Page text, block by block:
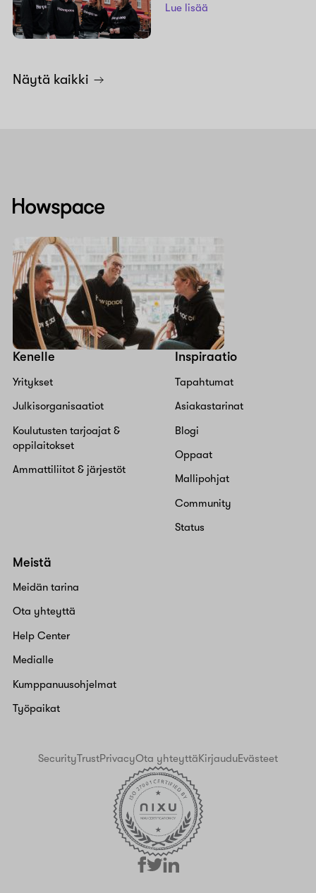
Lue lisää
Näytä kaikki
Howspace
Kenelle
Yritykset
Julkisorganisaatiot
Koulutusten tarjoajat &
oppilaitokset
Ammattiliitot & järjestöt
Inspiraatio
Tapahtumat
Asiakastarinat
Blogi
Oppaat
Mallipohjat
Community
Status
Meistä
Meidän tarina
Ota yhteyttä
Help Center
Medialle
Kumppanuusohjelmat
Työpaikat
SecurityTrustPrivacyOta yhteyttäKirjauduEvästeet
facebook
twitterlinkedin